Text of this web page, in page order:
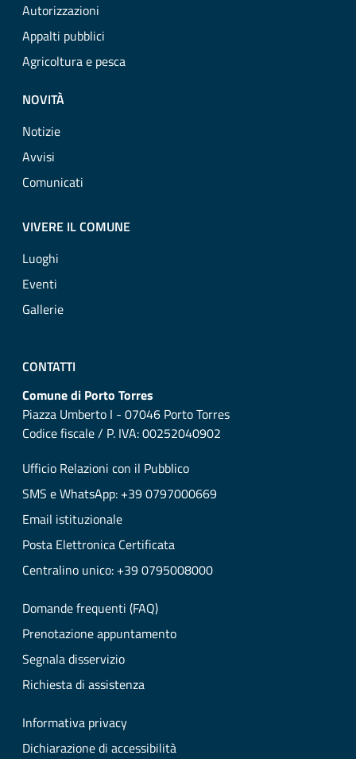
Autorizzazioni
Appalti pubblici
Agricoltura e pesca
NOVITÀ
Notizie
Avvisi
Comunicati
VIVERE IL COMUNE
Luoghi
Eventi
Gallerie
CONTATTI
Comune di Porto Torres
Piazza Umberto I - 07046 Porto Torres
Codice fiscale / P. IVA: 00252040902
Ufficio Relazioni con il Pubblico
SMS e WhatsApp: +39 0797000669
Email istituzionale
Posta Elettronica Certificata
Centralino unico: +39 0795008000
Domande frequenti (FAQ)
Prenotazione appuntamento
Segnala disservizio
Richiesta di assistenza
Informativa privacy
Dichiarazione di accessibilità